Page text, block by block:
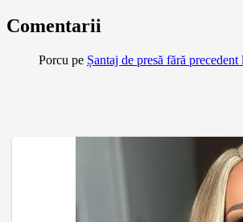
Comentarii
Porcu pe Șantaj de presă fără